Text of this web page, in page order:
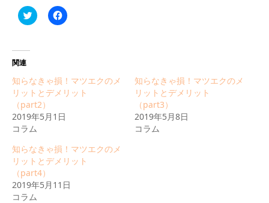
Click
to
ウ
ィ
ン
ド
ウ
で
開
き
す)
Facebook
で
ク
リ
ッ
ク
て
く
い
(新
し
ィ
ン
関連
知らなきゃ損！マツエクのメ
リットとデメリット
（part2）
2019年5月1日
コラム
知らなきゃ損！マツエクのメ
リットとデメリット
（part3）
2019年5月8日
コラム
知らなきゃ損！マツエクのメ
リットとデメリット
（part4）
2019年5月11日
コラム